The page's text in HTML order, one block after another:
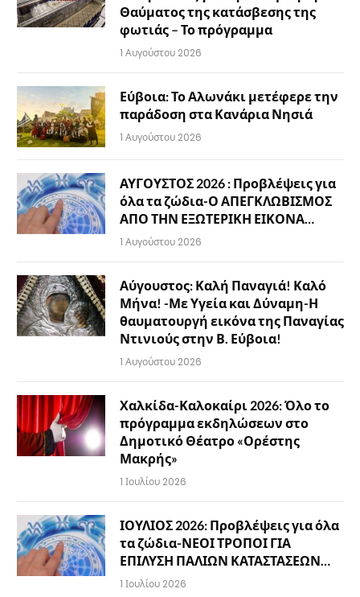
Θαύματος της κατάσβεσης της
φωτιάς – Το πρόγραμμα
1 Αυγούστου 2026
Εύβοια: Το Αλωνάκι μετέφερε την
παράδοση στα Κανάρια Νησιά
1 Αυγούστου 2026
ΑΥΓΟΥΣΤΟΣ 2026 : Προβλέψεις για
όλα τα ζώδια-Ο ΑΠΕΓΚΛΩΒΙΣΜΟΣ
ΑΠΟ ΤΗΝ ΕΞΩΤΕΡΙΚΗ ΕΙΚΟΝΑ…
1 Αυγούστου 2026
Αύγουστος: Καλή Παναγιά! Καλό
Μήνα! -Με Υγεία και Δύναμη-Η
θαυματουργή εικόνα της Παναγίας
Ντινιούς στην Β. Εύβοια!
1 Αυγούστου 2026
Χαλκίδα-Καλοκαίρι 2026: Όλο το
πρόγραμμα εκδηλώσεων στο
Δημοτικό Θέατρο «Ορέστης
Μακρής»
1 Ιουλίου 2026
ΙΟΥΛΙΟΣ 2026: Προβλέψεις για όλα
τα ζώδια-ΝΕΟΙ ΤΡΟΠΟΙ ΓΙΑ
ΕΠΙΛΥΣΗ ΠΑΛΙΩΝ ΚΑΤΑΣΤΑΣΕΩΝ…
1 Ιουλίου 2026